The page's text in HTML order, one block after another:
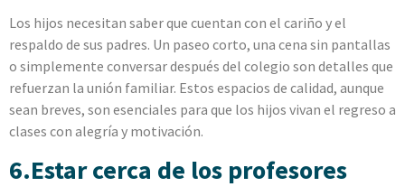
Los hijos necesitan saber que cuentan con el cariño y el
respaldo de sus padres. Un paseo corto, una cena sin pantallas
o simplemente conversar después del colegio son detalles que
refuerzan la unión familiar. Estos espacios de calidad, aunque
sean breves, son esenciales para que los hijos vivan el regreso a
clases con alegría y motivación.
6.Estar cerca de los profesores